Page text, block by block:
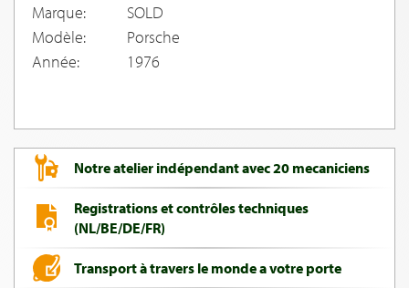
Marque:
SOLD
Modèle:
Porsche
Année:
1976
Notre atelier indépendant avec 20 mecaniciens
Registrations et contrôles techniques
(NL/BE/DE/FR)
Transport à travers le monde a votre porte